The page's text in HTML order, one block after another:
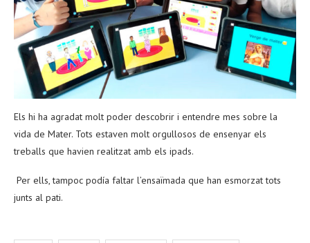
Els hi ha agradat molt poder descobrir i entendre mes sobre la
vida de Mater. Tots estaven molt orgullosos de ensenyar els
treballs que havien realitzat amb els ipads.
Per ells, tampoc podía faltar l’ensaïmada que han esmorzat tots
junts al pati.